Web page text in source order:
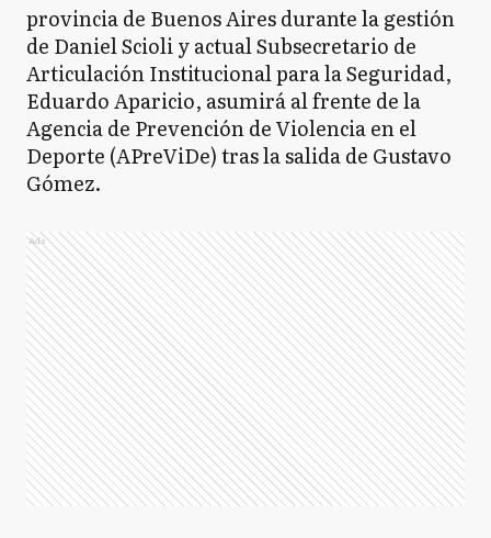
provincia de Buenos Aires durante la gestión
de Daniel Scioli y actual Subsecretario de
Articulación Institucional para la Seguridad,
Eduardo Aparicio, asumirá al frente de la
Agencia de Prevención de Violencia en el
Deporte (APreViDe) tras la salida de Gustavo
Gómez.
Ads